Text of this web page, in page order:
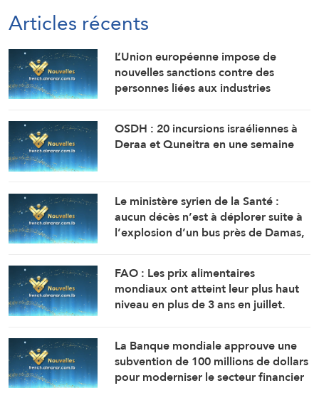
Articles récents
L’Union européenne impose de
nouvelles sanctions contre des
personnes liées aux industries
OSDH : 20 incursions israéliennes à
Deraa et Quneitra en une semaine
Le ministère syrien de la Santé :
aucun décès n’est à déplorer suite à
l’explosion d’un bus près de Damas,
FAO : Les prix alimentaires
mondiaux ont atteint leur plus haut
niveau en plus de 3 ans en juillet.
La Banque mondiale approuve une
subvention de 100 millions de dollars
pour moderniser le secteur financier